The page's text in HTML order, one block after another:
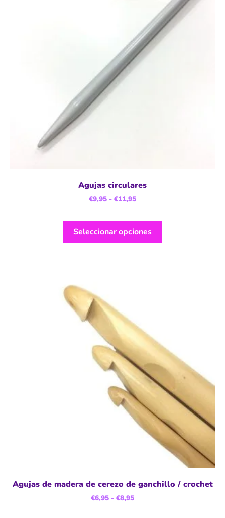
Agujas circulares
€9,95 - €11,95
Seleccionar opciones
Agujas de madera de cerezo de ganchillo / crochet
€6,95 - €8,95